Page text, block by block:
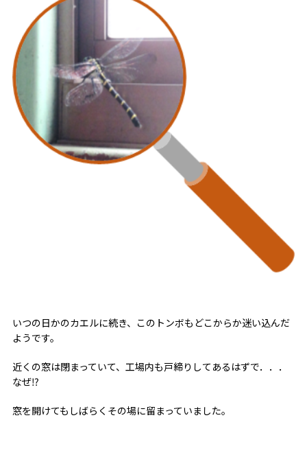
いつの日かのカエルに続き、このトンボもどこからか迷い込んだ
ようです。
近くの窓は閉まっていて、工場内も戸締りしてあるはずで．．．
なぜ⁉
窓を開けてもしばらくその場に留まっていました。